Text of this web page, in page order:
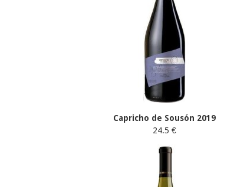
Capricho de Sousón 2019
24.5 €